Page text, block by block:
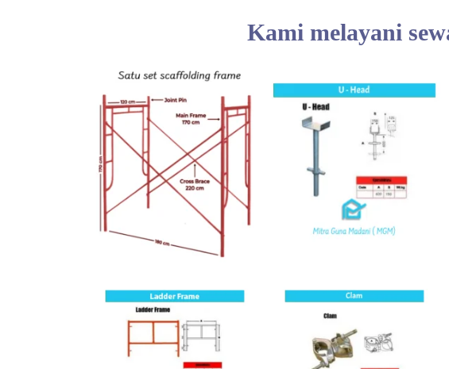
Kami melayani